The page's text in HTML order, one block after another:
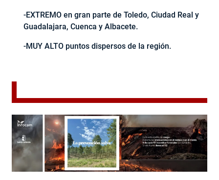
-EXTREMO en gran parte de Toledo, Ciudad Real y
Guadalajara, Cuenca y Albacete.
-MUY ALTO puntos dispersos de la región.